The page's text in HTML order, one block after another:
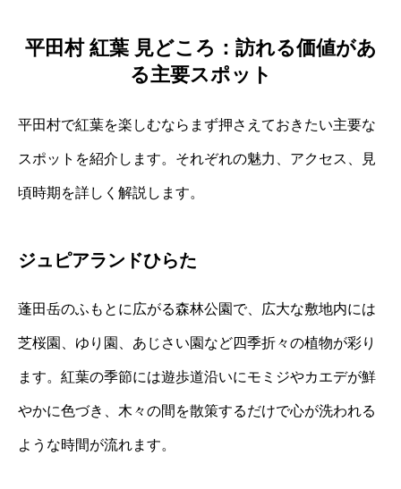
平田村 紅葉 見どころ：訪れる価値があ
る主要スポット
平田村で紅葉を楽しむならまず押さえておきたい主要な
スポットを紹介します。それぞれの魅力、アクセス、見
頃時期を詳しく解説します。
ジュピアランドひらた
蓬田岳のふもとに広がる森林公園で、広大な敷地内には
芝桜園、ゆり園、あじさい園など四季折々の植物が彩り
ます。紅葉の季節には遊歩道沿いにモミジやカエデが鮮
やかに色づき、木々の間を散策するだけで心が洗われる
ような時間が流れます。